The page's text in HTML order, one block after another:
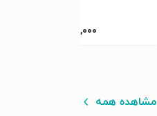
۳۰,۰۰۰
مشاهده همه